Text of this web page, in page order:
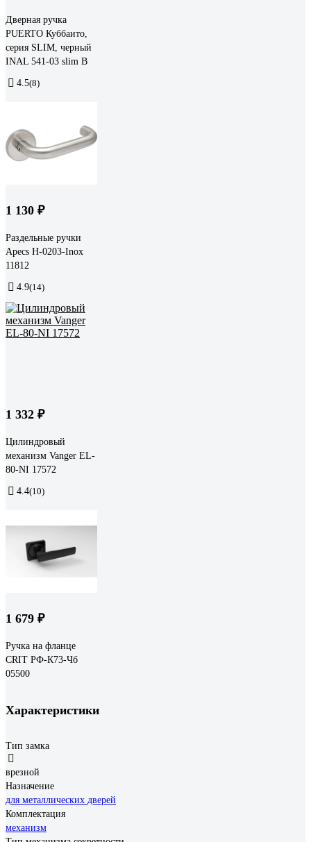
Дверная ручка
PUERTO Куббаито,
серия SLIM, черный
INAL 541-03 slim B
4.5(8)
1 130 ₽
Раздельные ручки
Apecs H-0203-Inox
11812
4.9(14)
1 332 ₽
Цилиндровый
механизм Vanger EL-
80-NI 17572
4.4(10)
1 679 ₽
Ручка на фланце
CRIT РФ-К73-Чб
05500
Характеристики
Тип замка
врезной
Назначение
для металлических дверей
Комплектация
механизм